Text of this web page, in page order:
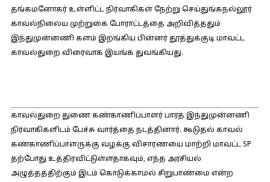
தங்கமனோகர் உள்ளிட்ட நிர்வாகிகள் நேற்று செய்துங்கநல்லூர்
காவல்நிலைய முற்றுகை போராட்டத்தை அறிவித்ததும்
இந்துமுன்னணி களம் இறங்கிய பின்னர் தூத்துக்குடி மாவட்ட
காவல்துறை விரைவாக இயங்க துவங்கியது.
காவல்துறை துணை கண்காணிப்பாளர் பாரத் இந்துமுன்னணி
நிர்வாகிகளிடம் பேச்சு வார்த்தை நடத்தினார். கூடுதல் காவல்
கண்காணிப்பாளருக்கு வழக்கு விசாரணயை மாற்றி மாவட்ட SP
தற்போது உத்திரவிட்டுள்ளதாகவும், எந்த அரசியல்
அழுத்தத்திற்கும் இடம் கொடுக்காமல் சிறுபாண்மை என்ற